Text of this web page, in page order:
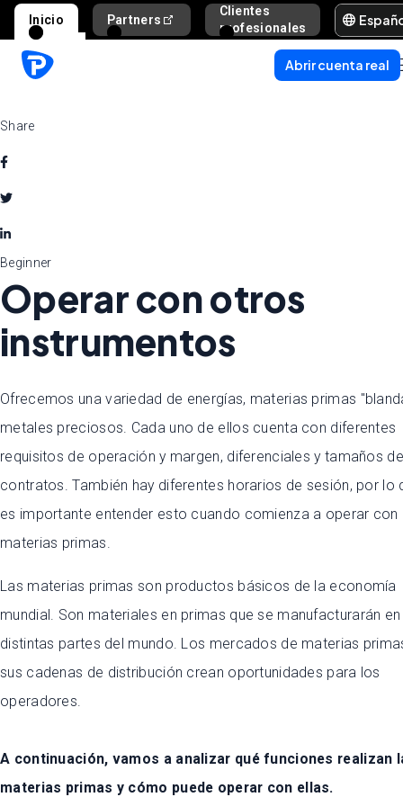
Inicio Partners
Clientes
profesionales
Ayuda y
Abrir cuenta real
Share
Beginner
Operar con otros
instrumentos
Ofrecemos una variedad de energías, materias primas
metales preciosos. Cada uno de ellos cuenta con diferentes
requisitos de operación y margen, diferenciales y tamaños de
contratos. También hay diferentes horarios de sesión, por lo
es importante entender esto cuando comienza a operar con
materias primas.
Las materias primas son productos básicos de la economía
mundial. Son materiales en primas que se manufacturarán en
distintas partes del mundo. Los mercados de materias
sus cadenas de distribución crean oportunidades para los
operadores.
A continuación, vamos a analizar qué funciones realizan
materias primas y cómo puede operar con ellas.